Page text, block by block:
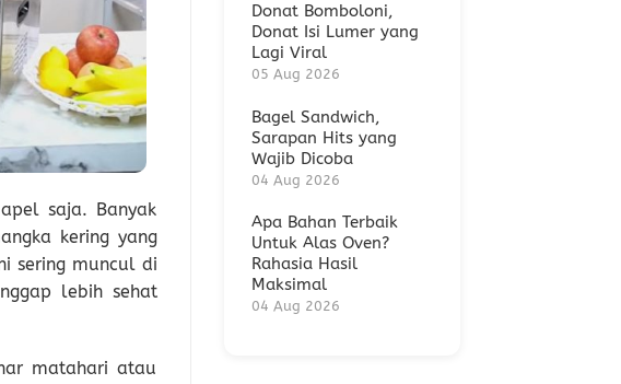
saja. Banyak
kering yang
sering muncul di
lebih sehat
matahari atau
Donat Bomboloni,
Donat Isi Lumer yang
Lagi Viral
05 Aug 2026
Bagel Sandwich,
Sarapan Hits yang
Wajib Dicoba
04 Aug 2026
Apa Bahan Terbaik
Untuk Alas Oven?
Rahasia Hasil
Maksimal
04 Aug 2026